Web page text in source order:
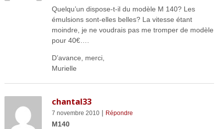
Quelqu’un dispose-t-il du modèle M 140? Les
émulsions sont-elles belles? La vitesse étant
moindre, je ne voudrais pas me tromper de modèle
pour 40€….
D’avance, merci,
Murielle
chantal33
7 novembre 2010| Répondre
M140